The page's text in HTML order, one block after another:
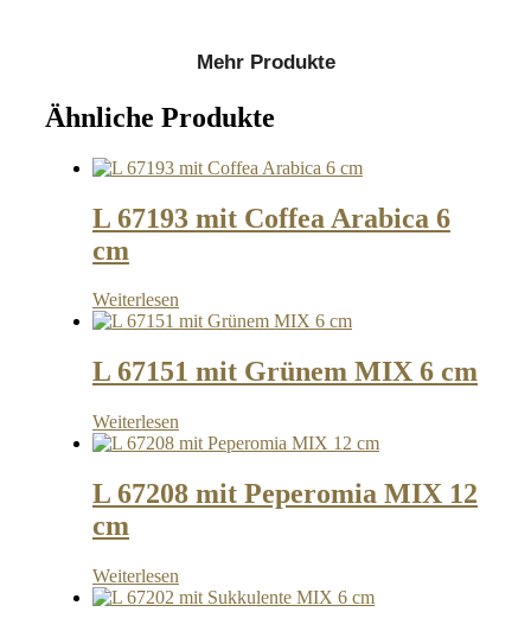
Mehr Produkte
Ähnliche Produkte
L 67193 mit Coffea Arabica 6
cm
Weiterlesen
L 67151 mit Grünem MIX 6 cm
Weiterlesen
L 67208 mit Peperomia MIX 12
cm
Weiterlesen